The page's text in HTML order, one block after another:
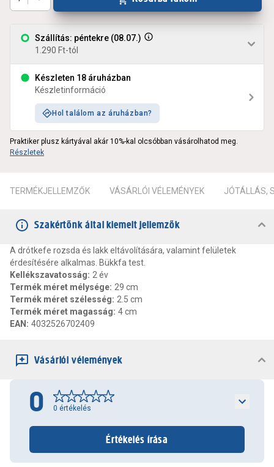
Szállítás: péntekre (08.07.)
1.290 Ft-tól
Készleten 18 áruházban
Készletinformáció
Hol találom az áruházban?
Praktiker plusz kártyával akár 10%-kal olcsóbban vásárolhatod meg.
Részletek
TERMÉKJELLEMZŐK VÁSÁRLÓI VÉLEMÉNYEK JÓTÁLLÁS,
Szakértőnk által kiemelt jellemzők
A drótkefe rozsda és lakk eltávolítására, valamint felületek
érdesítésére alkalmas. Bükkfa test.
Kellékszavatosság: 2 év
Termék méret mélysége: 29 cm
Termék méret szélesség: 2.5 cm
Termék méret magasság: 4 cm
EAN : 4032526702409
Vásárlói vélemények
0 0 értékelés
Értékelés írása